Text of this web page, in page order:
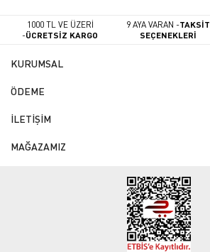
1000 TL VE ÜZERİ
-ÜCRETSİZ KARGO
9 AYA VARAN -TAKSİT
SEÇENEKLERİ
KURUMSAL
ÖDEME
İLETİŞİM
MAĞAZAMIZ